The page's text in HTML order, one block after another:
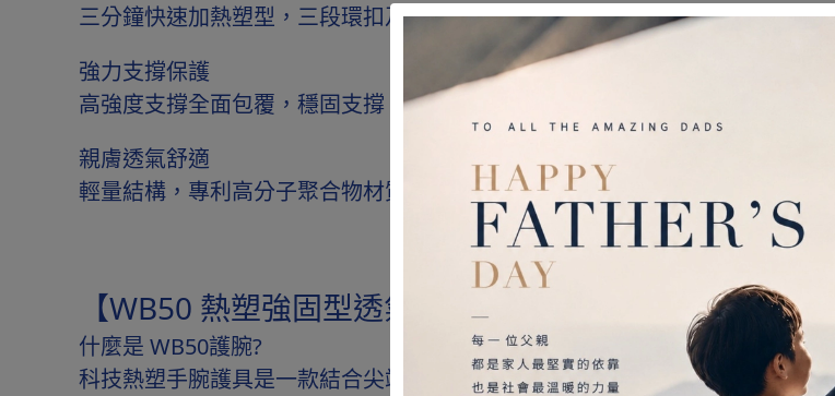
三分鐘快速加熱塑型，三段環扣及拉帶設計，依所需強度、舒適度，調整拉帶
強力支撐保護
高強度支撐全面包覆，穩固支撐，避免掌指關節過度活動，降低承受壓力，幫
親膚透氣舒適
輕量結構，專利高分子聚合物材質，完美結合網狀透氣孔洞設計，親膚舒適、
【WB50 熱塑強固型透氣手腕護具】
什麼是 WB50護腕?
科技熱塑手腕護具是一款結合尖端科技熱塑性材質的護具，以吹風機加熱三